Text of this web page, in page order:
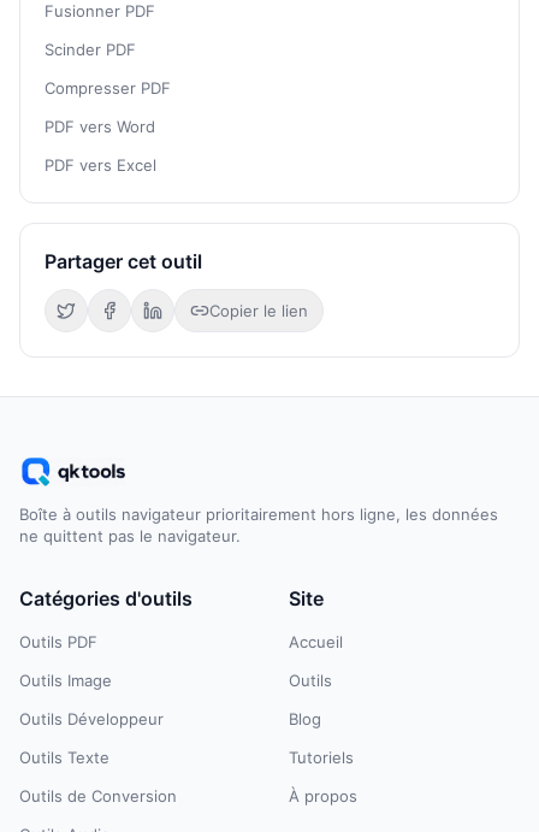
Fusionner PDF
Scinder PDF
Compresser PDF
PDF vers Word
PDF vers Excel
Partager cet outil
Copier le lien
Boîte à outils navigateur prioritairement hors ligne, les données
ne quittent pas le navigateur.
Catégories d'outils
Outils PDF
Outils Image
Outils Développeur
Outils Texte
Outils de Conversion
Site
Accueil
Outils
Blog
Tutoriels
À propos